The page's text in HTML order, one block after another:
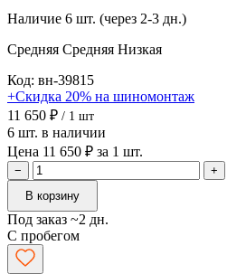
Наличие 6 шт. (через 2-3 дн.)
Средняя Средняя Низкая
Код: вн-39815
+Скидка 20% на шиномонтаж
11 650 ₽ / 1 шт
6 шт. в наличии
Цена 11 650 ₽ за 1 шт.
−
+
В корзину
Под заказ ~2 дн.
С пробегом